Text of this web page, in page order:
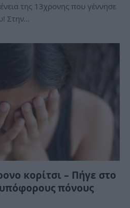
της 13χρονης που γέννησε
Στην…
κορίτσι – Πήγε στο
πόνους